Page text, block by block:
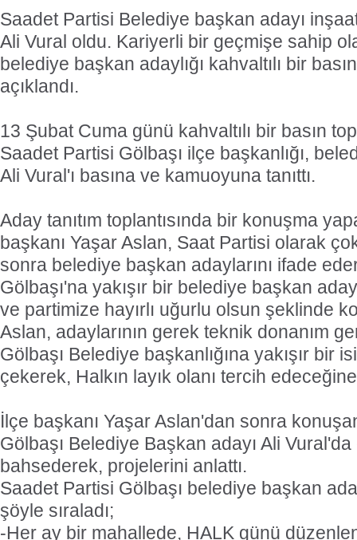
Saadet Partisi Belediye başkan adayı
Ali Vural oldu. Kariyerli bir geçmişe sahip
belediye başkan adaylığı kahvaltılı bir
açıklandı.
13 Şubat Cuma günü kahvaltılı bir basın
Saadet Partisi Gölbaşı ilçe başkanlığı,
Ali Vural'ı basına ve kamuoyuna tanıttı.
Aday tanıtım toplantısında bir konuşma
başkanı Yaşar Aslan, Saat Partisi olarak
sonra belediye başkan adaylarını ifade
Gölbaşı'na yakışır bir belediye başkan
ve partimize hayırlı uğurlu olsun şeklinde
Aslan, adaylarının gerek teknik donanım
Gölbaşı Belediye başkanlığına yakışır bir
çekerek, Halkın layık olanı tercih
İlçe başkanı Yaşar Aslan'dan sonra
Gölbaşı Belediye Başkan adayı Ali
bahsederek, projelerini anlattı.
Saadet Partisi Gölbaşı belediye başkan
şöyle sıraladı;
-Her ay bir mahallede, HALK günü